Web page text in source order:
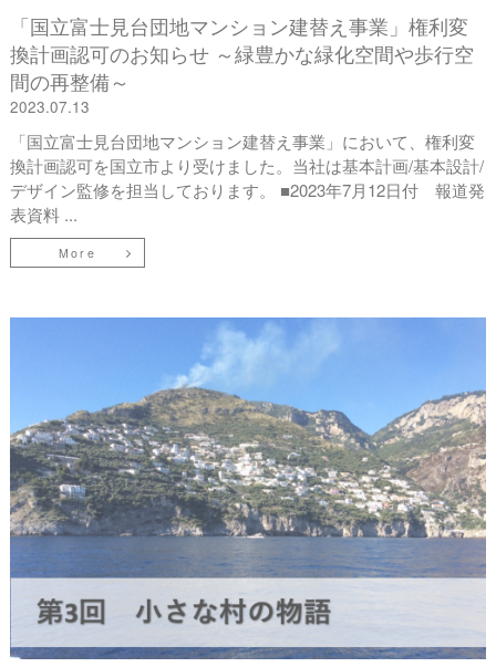
「国立富士見台団地マンション建替え事業」権利変
換計画認可のお知らせ ～緑豊かな緑化空間や歩行空
間の再整備～
2023.07.13
「国立富士見台団地マンション建替え事業」において、権利変
換計画認可を国立市より受けました。当社は基本計画/基本設計/
デザイン監修を担当しております。 ■2023年7月12日付 報道発
表資料 ...
More